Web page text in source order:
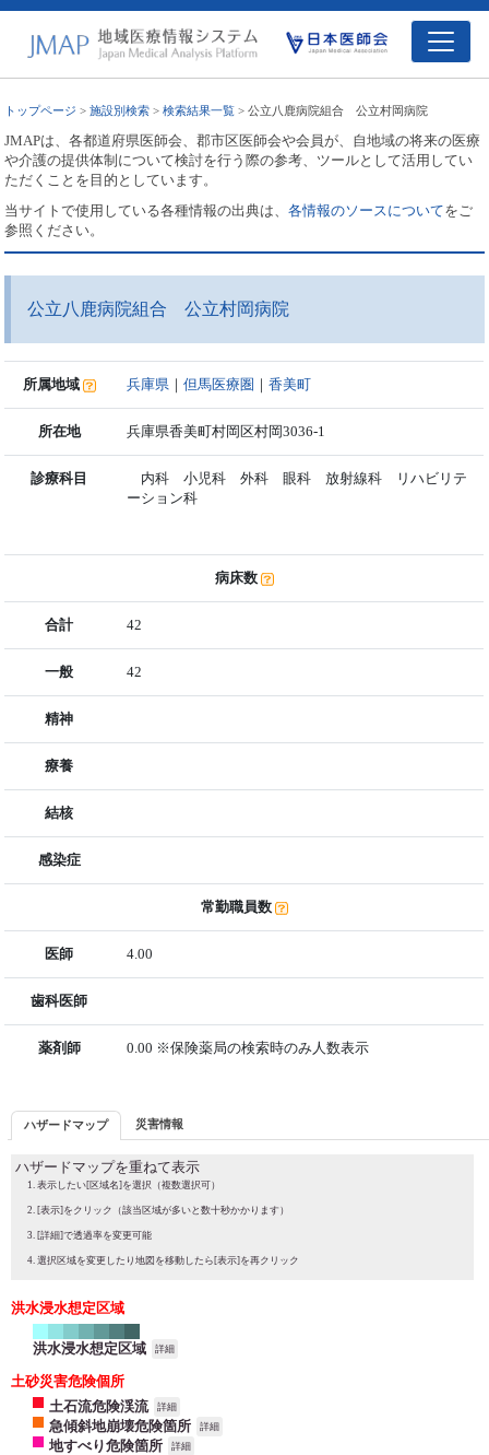
トップページ >施設別検索 >検索結果一覧 > 公立八鹿病院組合 公立村岡病院
JMAPは、各都道府県医師会、郡市区医師会や会員が、自地域の将来の医療
や介護の提供体制について検討を行う際の参考、ツールとして活用してい
ただくことを目的としています。
当サイトで使用している各種情報の出典は、各情報のソースについてをご
参照ください。
公立八鹿病院組合 公立村岡病院
所属地域 兵庫県 ｜但馬医療圏 ｜香美町
所在地 兵庫県香美町村岡区村岡3036-1
診療科目
内科 小児科 外科 眼科 放射線科 リハビリテ
ーション科
病床数
合計 42
一般 42
精神
療養
結核
感染症
常勤職員数
医師 4.00
歯科医師
薬剤師 0.00 ※保険薬局の検索時のみ人数表示
ハザードマップ 災害情報
ハザードマップを重ねて表示
表示したい[区域名]を選択（複数選択可）
[表示]をクリック（該当区域が多いと数十秒かかります）
[詳細]で透過率を変更可能
選択区域を変更したり地図を移動したら[表示]を再クリック
洪水浸水想定区域
洪水浸水想定区域 詳細
土砂災害危険個所
土石流危険渓流
詳細
急傾斜地崩壊危険箇所 詳細
地すべり危険箇所 詳細